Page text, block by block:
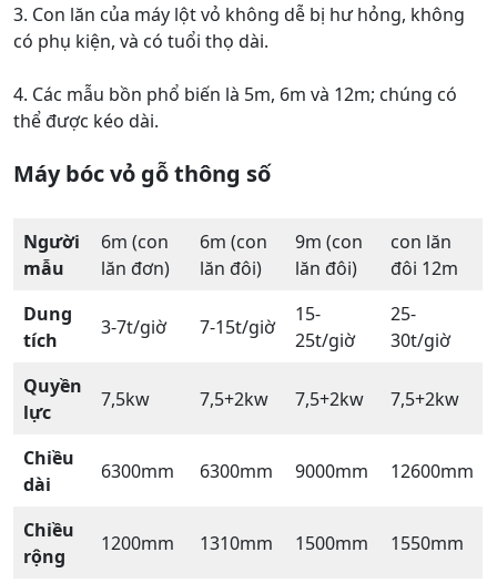
3. Con lăn của máy lột vỏ không dễ bị hư hỏng, không
có phụ kiện, và có tuổi thọ dài.
4. Các mẫu bồn phổ biến là 5m, 6m và 12m; chúng có
thể được kéo dài.
Máy bóc vỏ gỗthông số
Người
mẫu
6m (con
lăn đơn)
6m (con
lăn đôi)
9m (con
lăn đôi)
con lăn
đôi 12m
Dung
tích
3-7t/giờ 7-15t/giờ
15-
25t/giờ
25-
30t/giờ
Quyền
lực
7,5kw 7,5+2kw 7,5+2kw 7,5+2kw
Chiều
dài
6300mm 6300mm 9000mm 12600mm
Chiều
rộng
1200mm 1310mm 1500mm 1550mm